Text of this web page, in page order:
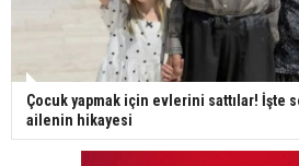
Çocuk yapmak için evlerini sattılar! İşte
ailenin hikayesi